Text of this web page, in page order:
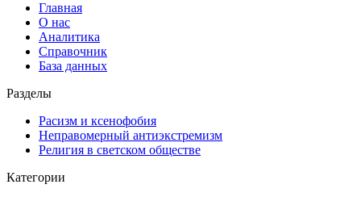
Главная
О нас
Аналитика
Справочник
База данных
Разделы
Расизм и ксенофобия
Неправомерный антиэкстремизм
Религия в светском обществе
Категории